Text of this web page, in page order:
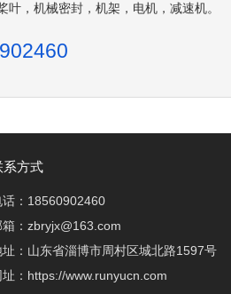
，机械密封，机架，电机，减速机。
系方式
话：18560902460
箱：zbryjx@163.com
址：山东省淄博市周村区城北路1597号
址：https://www.runyucn.com